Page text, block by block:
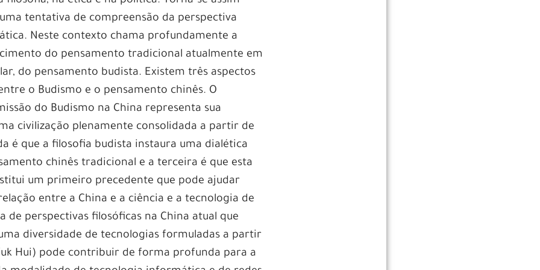
tentativa de compreensão da perspectiva
Neste contexto chama profundamente a
do pensamento tradicional atualmente em
do pensamento budista. Existem três aspectos
o Budismo e o pensamento chinês. O
do Budismo na China representa sua
civilização plenamente consolidada a partir de
é que a filosofia budista instaura uma dialética
chinês tradicional e a terceira é que esta
um primeiro precedente que pode ajudar
entre a China e a ciência e a tecnologia de
de perspectivas filosóficas na China atual que
diversidade de tecnologias formuladas a partir
Hui) pode contribuir de forma profunda para a